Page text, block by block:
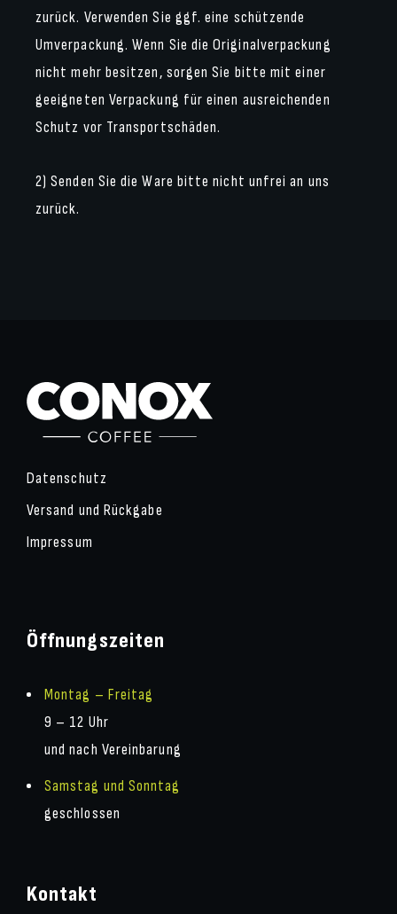
zurück. Verwenden Sie ggf. eine schützende
Umverpackung. Wenn Sie die Originalverpackung
nicht mehr besitzen, sorgen Sie bitte mit einer
geeigneten Verpackung für einen ausreichenden
Schutz vor Transportschäden.
2) Senden Sie die Ware bitte nicht unfrei an uns
zurück.
Datenschutz
Versand und Rückgabe
Impressum
Öffnungszeiten
Montag – Freitag
9 – 12 Uhr
und nach Vereinbarung
Samstag und Sonntag
geschlossen
Kontakt